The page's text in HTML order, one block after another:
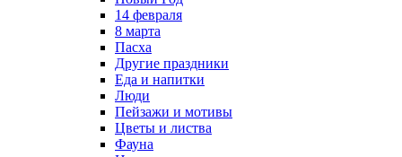
14 февраля
8 марта
Пасха
Другие праздники
Еда и напитки
Люди
Пейзажи и мотивы
Цветы и листва
Фауна